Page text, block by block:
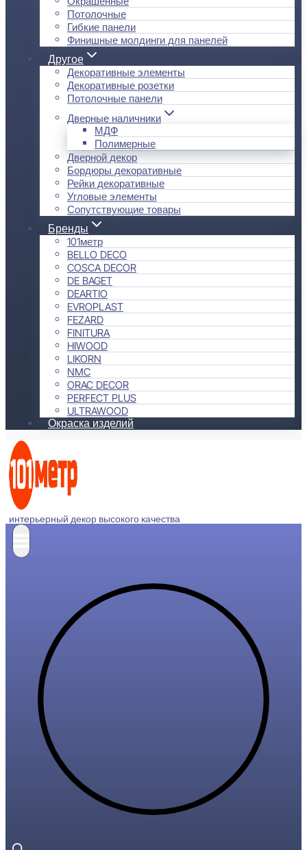
Потолочные
Гибкие панели
Финишные молдинги для панелей
Другое
Декоративные элементы
Декоративные розетки
Потолочные панели
Дверные наличники
МДФ
Полимерные
Дверной декор
Бордюры декоративные
Рейки декоративные
Угловые элементы
Сопутствующие товары
Бренды
101метр
BELLO DECO
COSCA DECOR
DE BAGET
DEARTIO
EVROPLAST
FEZARD
FINITURA
HIWOOD
LIKORN
NMC
ORAC DECOR
PERFECT PLUS
ULTRAWOOD
Окраска изделий
интерьерный декор высокого качества